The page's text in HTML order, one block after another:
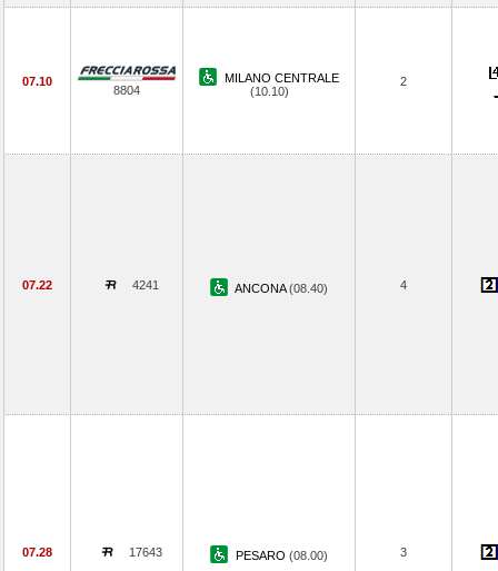
07.10
8804
MILANO CENTRALE
(10.10)
2
07.22 4241 ANCONA(08.40) 4
07.28 17643 PESARO (08.00) 3